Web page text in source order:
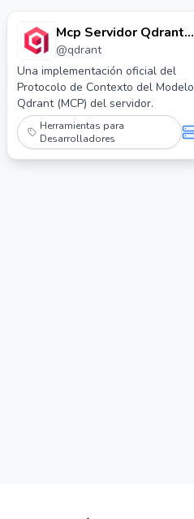
Mcp Servidor Qdrant:
Un Servidor Mcp de
Qdrant
@qdrant
Una implementación oficial del
Protocolo de Contexto del Modelo
Qdrant (MCP) del servidor.
Herramientas para
Desarrolladores